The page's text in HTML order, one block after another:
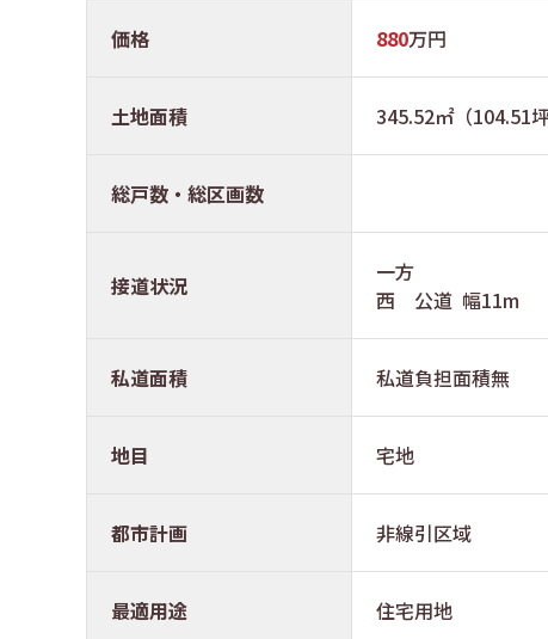
価格 880万円
土地面積 345.52㎡（104.51
総戸数・総区画数
接道状況
一方
西 公道 幅
私道面積 私道負担面積無
地目 宅地
都市計画 非線引区域
最適用途 住宅用地